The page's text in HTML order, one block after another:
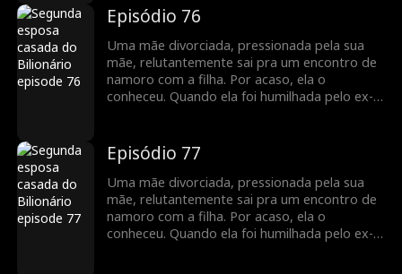
identidade como CEO e a ajudou de todas as
maneiras possíveis, enfrentando obstáculos
no caminho para a felicidade, ela descobre
que ele é o homem com quem ela teve um
caso de uma noite anos atrás, e é o pai
biológico de sua filha...
Episódio 76
Uma mãe divorciada, pressionada pela sua
mãe, relutantemente sai pra um encontro de
namoro com a filha. Por acaso, ela o
conheceu. Quando ela foi humilhada pelo ex-
identidade como CEO e a ajudou de todas as
maneiras possíveis, enfrentando obstáculos
no caminho para a felicidade, ela descobre
que ele é o homem com quem ela teve um
caso de uma noite anos atrás, e é o pai
biológico de sua filha...
Episódio 77
Uma mãe divorciada, pressionada pela sua
mãe, relutantemente sai pra um encontro de
namoro com a filha. Por acaso, ela o
conheceu. Quando ela foi humilhada pelo ex-